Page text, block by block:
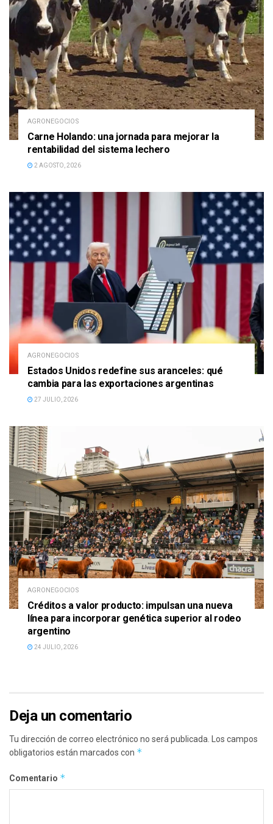
AGRONEGOCIOS
Carne Holando: una jornada para mejorar la
rentabilidad del sistema lechero
2 AGOSTO, 2026
AGRONEGOCIOS
Estados Unidos redefine sus aranceles: qué
cambia para las exportaciones argentinas
27 JULIO, 2026
AGRONEGOCIOS
Créditos a valor producto: impulsan una nueva
línea para incorporar genética superior al rodeo
argentino
24 JULIO, 2026
Deja un comentario
Tu dirección de correo electrónico no será publicada. Los campos
obligatorios están marcados con *
Comentario *